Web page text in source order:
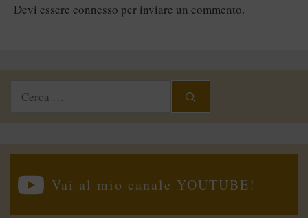
Devi essere connesso per inviare un commento.
Ricerca
Vai al mio canale YOUTUBE!